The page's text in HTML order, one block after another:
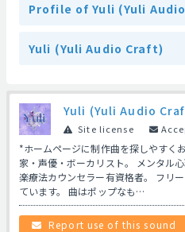
Profile of Yuli (Yuli
Yuli (Yuli Audio Craft)
Yuli (Yuli Audio
Site license
*ホームページに制作曲を探しやすく
家・声優・ボーカリスト。 メンタル
楽療法カウンセラー有資格者。 フリ
ています。 曲はポップなも…
Report use of this sound